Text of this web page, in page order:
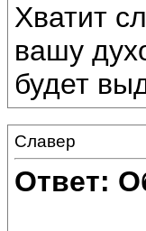
Хватит
вашу
будет
Славер
Ответ: